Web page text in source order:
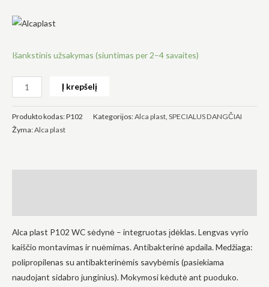
Išankstinis užsakymas (siuntimas per 2–4 savaites)
Į krepšelį
Produkto kodas:P102 Kategorijos:Alca plast, SPECIALUS DANGČIAI
Žyma:Alca plast
Alca plast P102 WC sėdynė – integruotas įdėklas. Lengvas vyrio
kaiščio montavimas ir nuėmimas. Antibakterinė apdaila. Medžiaga:
polipropilenas su antibakterinėmis savybėmis (pasiekiama
naudojant sidabro junginius). Mokymosi kėdutė ant puoduko.
Būtinas
slapukai
yra
privalomi.
Jie
reikalingi,
kad
svetainės
funkcionalumą
ir struktūrą,
atsižvelgdami
į tai, kaip
svetainė yra
naudojama.